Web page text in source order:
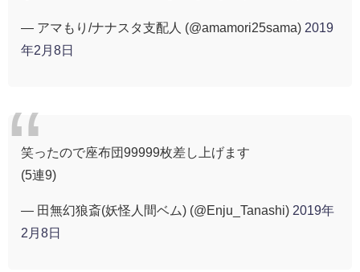
— アマもり/ナナスタ支配人 (@amamori25sama) 2019
年2月8日
笑ったので座布団99999枚差し上げます
(5連9)
— 田無幻狼斎(妖怪人間ベム) (@Enju_Tanashi) 2019年
2月8日